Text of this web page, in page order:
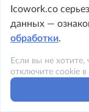
Icowork.co
данных —
обработки.
Если вы не
отключите cookie в